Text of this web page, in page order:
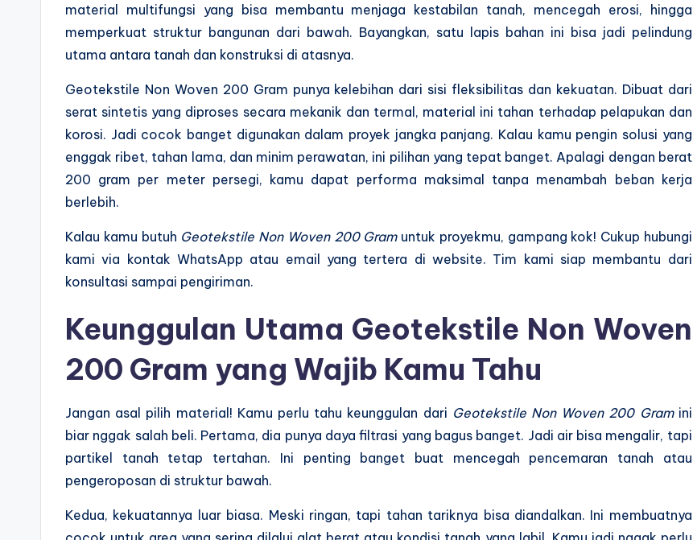
material multifungsi yang bisa membantu menjaga kestabilan tanah, mencegah erosi, hingga
memperkuat struktur bangunan dari bawah. Bayangkan, satu lapis bahan ini bisa jadi pelindung
utama antara tanah dan konstruksi di atasnya.
Geotekstile Non Woven 200 Gram punya kelebihan dari sisi fleksibilitas dan kekuatan. Dibuat dari
serat sintetis yang diproses secara mekanik dan termal, material ini tahan terhadap pelapukan dan
korosi. Jadi cocok banget digunakan dalam proyek jangka panjang. Kalau kamu pengin solusi yang
enggak ribet, tahan lama, dan minim perawatan, ini pilihan yang tepat banget. Apalagi dengan berat
200 gram per meter persegi, kamu dapat performa maksimal tanpa menambah beban kerja
berlebih.
Kalau kamu butuh Geotekstile Non Woven 200 Gramuntuk proyekmu, gampang kok! Cukup hubungi
kami via kontak WhatsApp atau email yang tertera di website. Tim kami siap membantu dari
konsultasi sampai pengiriman.
Keunggulan Utama Geotekstile Non Woven
200 Gram yang Wajib Kamu Tahu
Jangan asal pilih material! Kamu perlu tahu keunggulan dari Geotekstile Non Woven 200 Gramini
biar nggak salah beli. Pertama, dia punya daya filtrasi yang bagus banget. Jadi air bisa mengalir, tapi
partikel tanah tetap tertahan. Ini penting banget buat mencegah pencemaran tanah atau
pengeroposan di struktur bawah.
Kedua, kekuatannya luar biasa. Meski ringan, tapi tahan tariknya bisa diandalkan. Ini membuatnya